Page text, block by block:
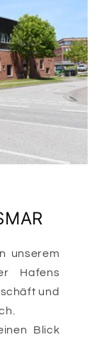
unserem
Hafens
und
Blick